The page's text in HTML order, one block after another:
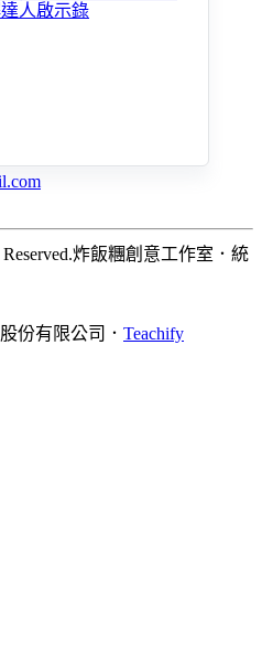
達人啟示錄
炸飯糰創意工作室 ． 統
份有限公司． Teachify